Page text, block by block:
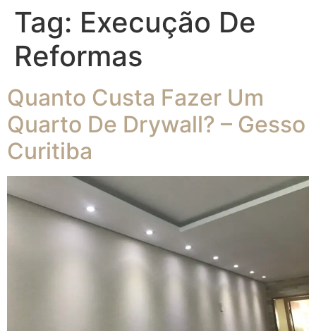
Tag: Execução De
Reformas
Quanto Custa Fazer Um
Quarto De Drywall? – Gesso
Curitiba